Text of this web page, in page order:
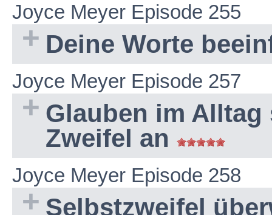
Joyce Meyer Episode 255
Deine Worte
Joyce Meyer Episode 257
Glauben im
Zweifel an
Joyce Meyer Episode 258
Selbstzweifel